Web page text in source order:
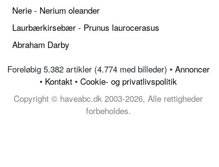
Nerie - Nerium oleander
Laurbærkirsebær - Prunus laurocerasus
Abraham Darby
Foreløbig 5.382 artikler (4.774 med billeder) • Annoncer
• Kontakt • Cookie- og privatlivspolitik
Copyright © haveabc.dk 2003-2026, Alle rettigheder
forbeholdes.